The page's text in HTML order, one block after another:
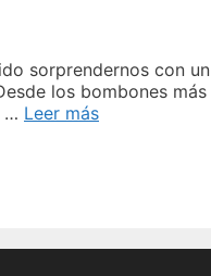
sorprendernos con
los bombones
… Leer másDescubre